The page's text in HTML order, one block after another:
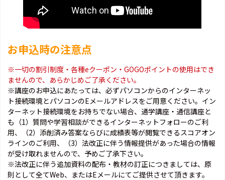
お申込時の注意点
※一切の割引制度・各種eクーポン・GOGOポイントの使用はでき
ませんので、あらかじめご了承ください。
※講座のお申込にあたっては、必ずパソコンからのインターネッ
ト接続環境とパソコンのEメールアドレスをご用意ください。イン
ターネット接続環境をお持ちでない場合、通学講座・通信講座と
も（1）質問や学習相談ができるインターネットフォローのご利
用、（2）添削済み答案ならびに成績表等が閲覧できるスコアオン
ラインのご利用、（3）法改正に伴う情報提供があった場合の情報
が受け取れませんので、予めご了承下さい。
※法改正に伴う追加資料の配布・教材の訂正につきましては、原
則として全てWeb、またはEメールにてご提供させて頂きます。